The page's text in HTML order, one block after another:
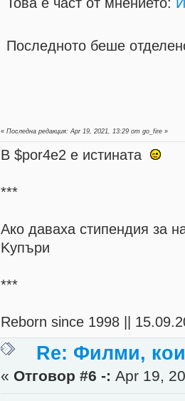
Последното беше
«Последна редакция: Apr 19, 2021, 13:29 от go_fire »
В $por4e2 e истината
***
Aко даваха стипендия за
Kупъри
***
Reborn since 1998 ||
Re: Филми,
« Отговор #6 -: Apr 19,